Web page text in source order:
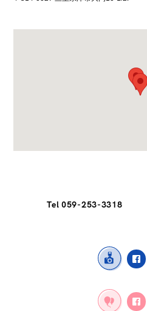
Tel 059-253-3318